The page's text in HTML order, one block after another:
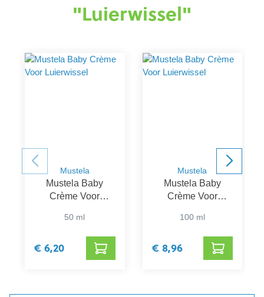
"Luierwissel"
Mustela
Mustela Baby
Crème Voor
50 ml
€ 6,20
Mustela
Mustela Baby
Crème Voor
100 ml
€ 8,96